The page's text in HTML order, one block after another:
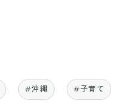
#沖縄 #子育て